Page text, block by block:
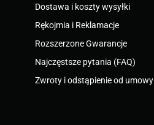
Dostawa i koszty wysyłki
Rękojmia i Reklamacje
Rozszerzone Gwarancje
Najczęstsze pytania (FAQ)
Zwroty i odstąpienie od umowy